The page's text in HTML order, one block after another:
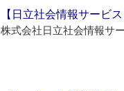
【日立社会情報サービ
株式会社日立社会情報サ